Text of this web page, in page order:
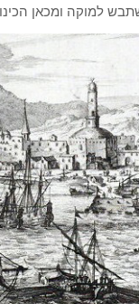
למוקה ומכאן